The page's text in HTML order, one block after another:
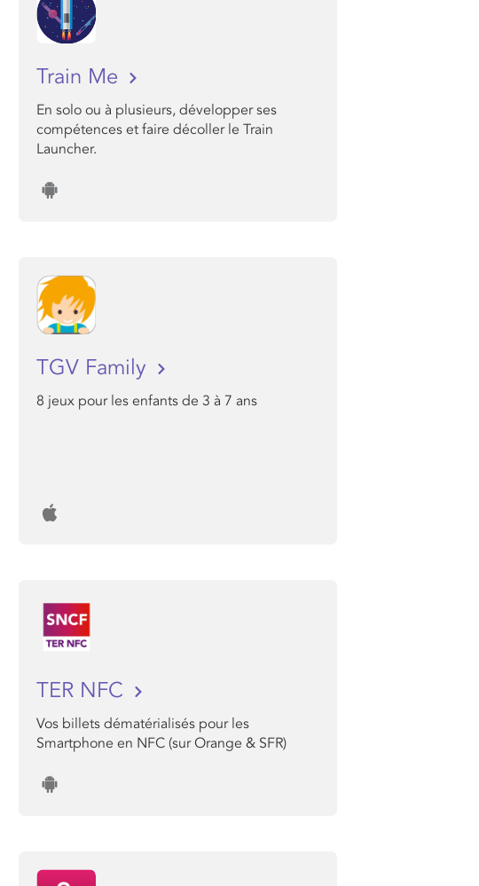
Train Me
En solo ou à plusieurs, développer ses
compétences et faire décoller le Train
Launcher.
TGV Family
8 jeux pour les enfants de 3 à 7 ans
TER NFC
Vos billets dématérialisés pour les
Smartphone en NFC (sur Orange & SFR)